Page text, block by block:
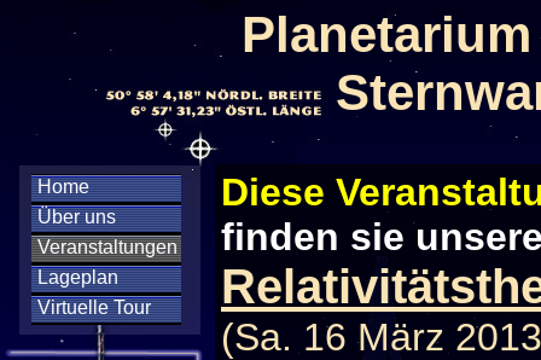
Home
Über uns
Veranstaltungen
Lageplan
Virtuelle Tour
Diese
finden sie
(Sa. 16 März